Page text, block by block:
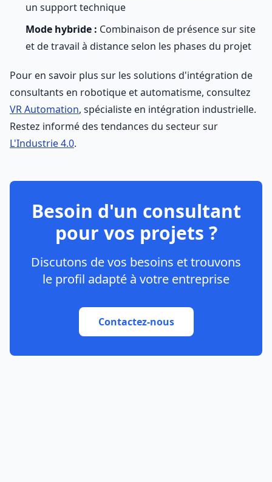
un support technique
Mode hybride : Combinaison de présence sur site
et de travail à distance selon les phases du projet
Pour en savoir plus sur les solutions d'intégration de
consultants en robotique et automatisme, consultez
VR Automation, spécialiste en intégration industrielle.
Restez informé des tendances du secteur sur
L'Industrie 4.0.
Besoin d'un consultant
pour vos projets ?
Discutons de vos besoins et trouvons
le profil adapté à votre entreprise
Contactez-nous